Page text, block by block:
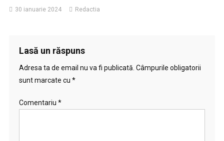
30 ianuarie 2024 Redactia
Lasă un răspuns
Adresa ta de email nu va fi publicată. Câmpurile obligatorii
sunt marcate cu *
Comentariu *